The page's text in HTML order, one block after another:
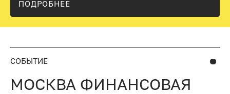
ПОДРОБНЕЕ
СОБЫТИЕ
МОСКВА ФИНАНСОВАЯ